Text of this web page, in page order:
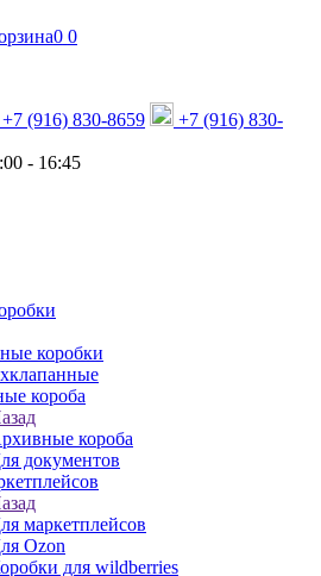
0 0
+7 (916) 830-8659
+7 (916) 830-
- 16:45
коробки
короба
короба
документов
маркетплейсов
Ozon
для wildberries